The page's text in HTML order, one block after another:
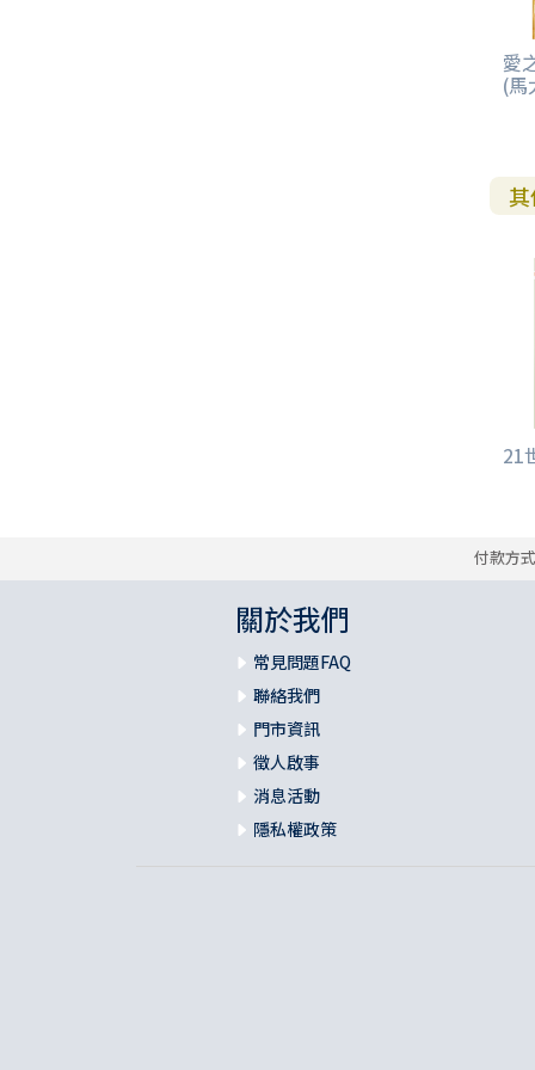
愛
(馬
21
付款方
關於我們
常見問題FAQ
聯絡我們
門市資訊
徵人啟事
消息活動
隱私權政策